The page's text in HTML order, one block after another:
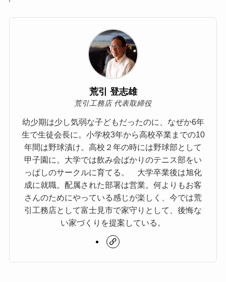
荒引 登志雄
荒引工務店 代表取締役
幼少期は少し気弱な子どもだったのに、なぜか6年
生で生徒会長に。小学校3年から高校卒業までの10
年間は野球漬け。高校２年の時には野球部として
甲子園に。大学では飲み会ばかりのテニス部をい
っぱしのサークルに育てる。 大学卒業後は旭化
成に就職。配属された部署は営業。何よりもお客
さんのためにやっている感じが楽しく、今では荒
引工務店として富士見市で家守りとして、後悔な
い家づくりを提案している。